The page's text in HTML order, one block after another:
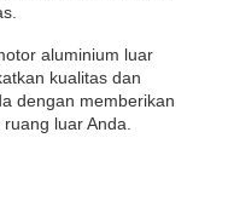
aluminium luar
kualitas dan
dengan memberikan
luar Anda.